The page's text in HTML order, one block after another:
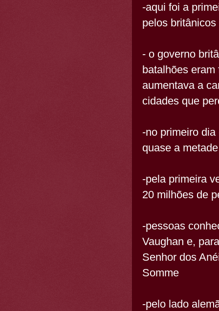
-aqui foi a
pelos britânicos
- o governo
batalhões
aumentava a
cidades que
-no primeiro
quase a metade
-pela primeira
20 milhões de
-pessoas
Vaughan e,
Senhor dos
Somme
-pelo lado